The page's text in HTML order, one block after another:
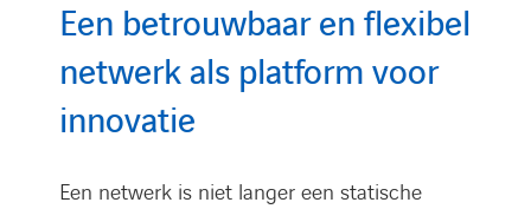
Een betrouwbaar en flexibel
netwerk als platform voor
innovatie
Een netwerk is niet langer een statische